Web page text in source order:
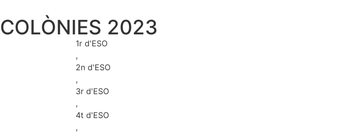
COLÒNIES 2023
1r d'ESO
,
2n d'ESO
,
3r d'ESO
,
4t d'ESO
,